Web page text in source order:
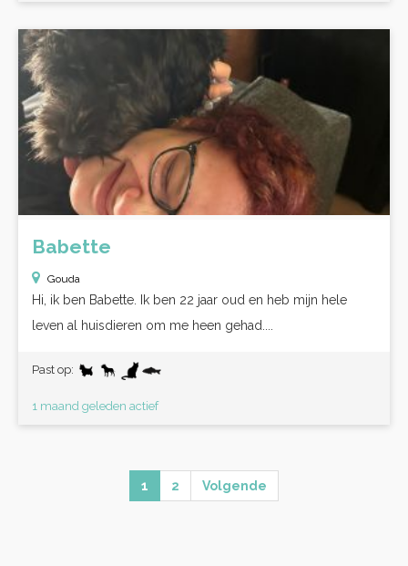
Babette
Gouda
Hi, ik ben Babette. Ik ben 22 jaar oud en heb mijn hele
leven al huisdieren om me heen gehad....
Past op:
1 maand geleden actief
1 2 Volgende